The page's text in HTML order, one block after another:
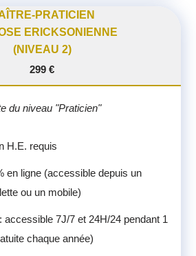
PRATICIEN
ERICKSONIENNE
(NIVEAU 2)
299 €
du niveau "Praticien"
H.E. requis
en ligne (accessible depuis un
ou un mobile)
accessible 7J/7 et 24H/24 pendant 1
chaque année)